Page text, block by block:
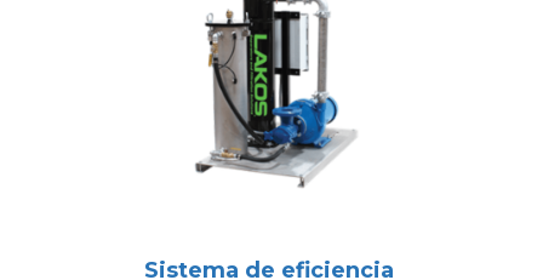
Sistema de eficiencia